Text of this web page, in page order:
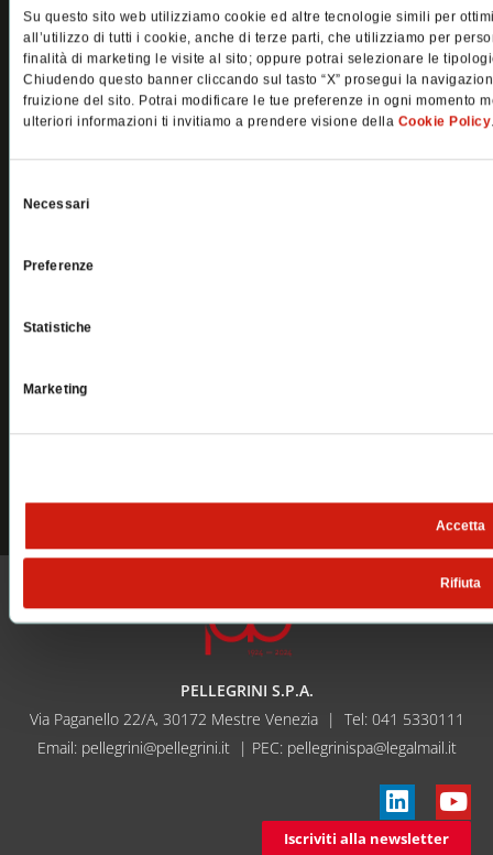
Su questo sito web utilizziamo cookie ed altre tecnologie simili per
all’utilizzo di tutti i cookie, anche di terze parti, che utilizziamo per
finalità di marketing le visite al sito; oppure potrai selezionare le
Chiudendo questo banner cliccando sul tasto “X” prosegui la
fruizione del sito. Potrai modificare le tue preferenze in ogni momento
ulteriori informazioni ti invitiamo a prendere visione della Cookie Policy
delNecessari
Preferenze
Statistiche
Marketing
Accetta
Rifiuta
Interessato a: *
Messaggio
marketing e commerciali da parte di Pellegrini Spa.
PELLEGRINI S.P.A.
Via Paganello 22/A, 30172 Mestre Venezia | Tel: 041 5330111
Email: pellegrini@pellegrini.it| PEC: pellegrinispa@legalmail.it
Iscriviti alla newsletter